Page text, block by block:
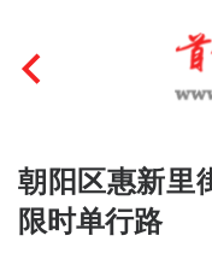
首页
文明创建
朝阳区惠新里
限时单行路